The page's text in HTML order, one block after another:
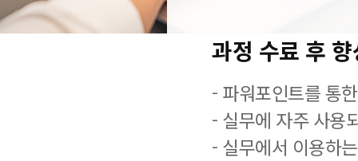
과정 수료 후
- 파워포인트를 통
- 실무에 자주 사용
- 실무에서 이용하